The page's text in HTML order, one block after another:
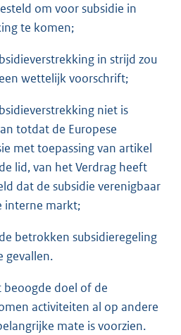
om voor subsidie in
te komen;
in strijd zou
wettelijk voorschrift;
niet is
totdat de Europese
met toepassing van artikel
lid, van het Verdrag heeft
dat de subsidie verenigbaar
interne markt;
betrokken subsidieregeling
gevallen.
beoogde doel of de
activiteiten al op andere
mate is voorzien.